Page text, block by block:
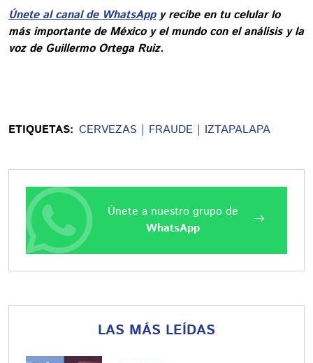
Únete al canal de WhatsAppy recibe en tu celular lo
más importante de México y el mundo con el análisis y la
voz de Guillermo Ortega Ruiz.
ETIQUETAS: CERVEZAS FRAUDE IZTAPALAPA
Únete a nuestro grupo de
WhatsApp
LAS MÁS LEÍDAS